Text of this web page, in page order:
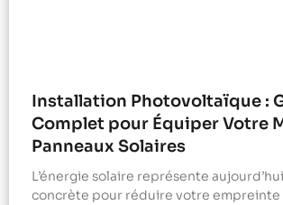
Installation Photovoltaïque :
Complet pour Équiper Votre
Panneaux Solaires
L’énergie solaire représente
concrète pour réduire votre empreinte